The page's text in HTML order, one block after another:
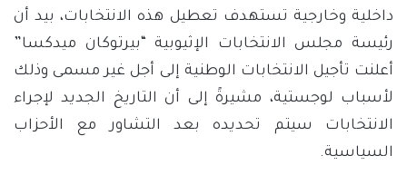
داخلية وخارجية تستهدف تعطيل هذه الانتخابات، بيد أن
رئيسة مجلس الانتخابات الإثيوبية “بيرتوكان ميدكسا”
أعلنت تأجيل الانتخابات الوطنية إلى أجل غير مسمى وذلك
لأسباب لوجستية، مشيرةً إلى أن التاريخ الجديد لإجراء
الانتخابات سيتم تحديده بعد التشاور مع الأحزاب
السياسية.